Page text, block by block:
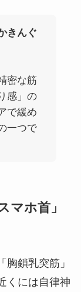
きんぐ
密な筋
感」の
で緩め
一つで
マホ首」
鎖乳突筋」
くには自律神